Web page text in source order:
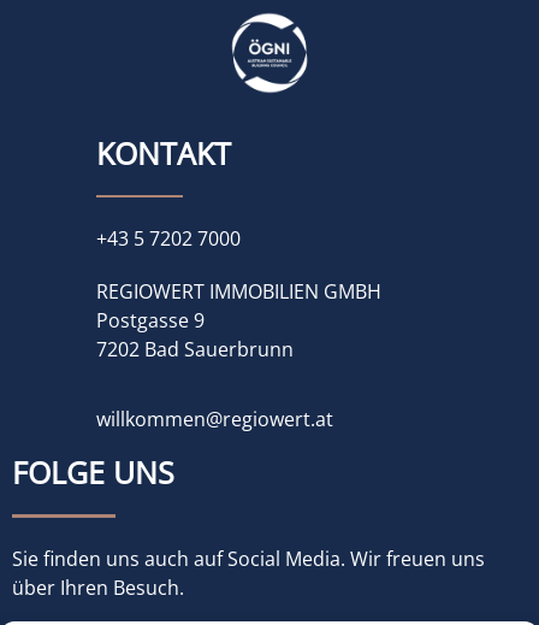
KONTAKT
+43 5 7202 7000
REGIOWERT IMMOBILIEN GMBH
Postgasse 9
7202 Bad Sauerbrunn
willkommen@regiowert.at
FOLGE UNS
Sie finden uns auch auf Social Media. Wir freuen uns
über Ihren Besuch.